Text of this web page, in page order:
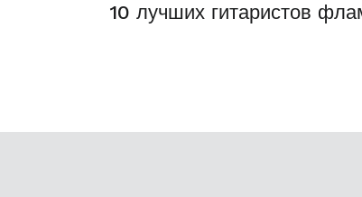
10 лучших гитаристов